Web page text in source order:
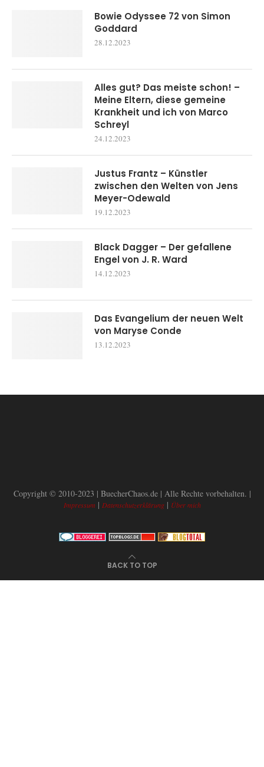
Bowie Odyssee 72 von Simon
Goddard
28.12.2023
Alles gut? Das meiste schon! –
Meine Eltern, diese gemeine
Krankheit und ich von Marco
Schreyl
24.12.2023
Justus Frantz – Künstler
zwischen den Welten von Jens
Meyer-Odewald
19.12.2023
Black Dagger – Der gefallene
Engel von J. R. Ward
14.12.2023
Das Evangelium der neuen Welt
von Maryse Conde
13.12.2023
Copyright © 2010-2023 | BuecherChaos.de | Alle Rechte vorbehalten. |
Impressum | Datenschutzerklärung| Über mich
BACK TO TOP